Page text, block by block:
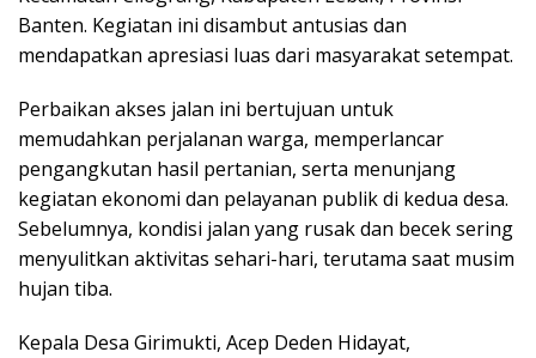
Banten. Kegiatan ini disambut antusias dan
mendapatkan apresiasi luas dari masyarakat setempat.
Perbaikan akses jalan ini bertujuan untuk
memudahkan perjalanan warga, memperlancar
pengangkutan hasil pertanian, serta menunjang
kegiatan ekonomi dan pelayanan publik di kedua desa.
Sebelumnya, kondisi jalan yang rusak dan becek sering
menyulitkan aktivitas sehari-hari, terutama saat musim
hujan tiba.
Kepala Desa Girimukti, Acep Deden Hidayat,